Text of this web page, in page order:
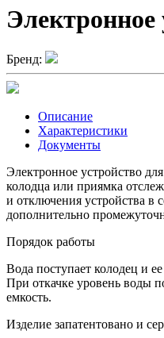
Электронное
Бренд:
Описание
Характеристики
Документы
Электронное устройство
колодца или приямка
и отключения устройства в
дополнительно
Порядок работы
Вода поступает колодец и
При откачке уровень воды
емкость.
Изделие запатентовано и